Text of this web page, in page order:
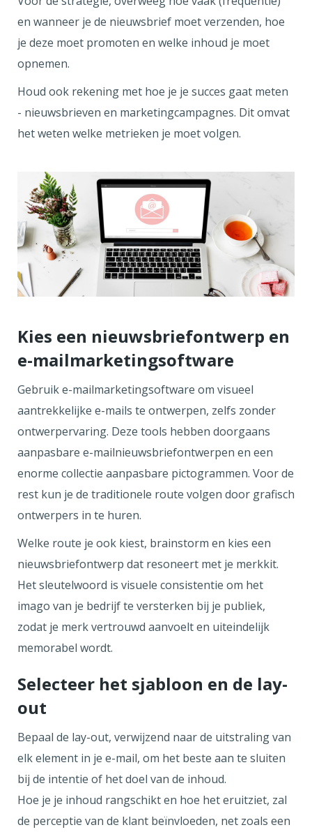
en wanneer je de nieuwsbrief moet verzenden, hoe
je deze moet promoten en welke inhoud je moet
opnemen.
Houd ook rekening met hoe je je succes gaat meten
- nieuwsbrieven en marketingcampagnes. Dit omvat
het weten welke metrieken je moet volgen.
Kies een nieuwsbriefontwerp en
e-mailmarketingsoftware
Gebruik e-mailmarketingsoftware om visueel
aantrekkelijke e-mails te ontwerpen, zelfs zonder
ontwerpervaring. Deze tools hebben doorgaans
aanpasbare e-mailnieuwsbriefontwerpen en een
enorme collectie aanpasbare pictogrammen. Voor de
rest kun je de traditionele route volgen door grafisch
ontwerpers in te huren.
Welke route je ook kiest, brainstorm en kies een
nieuwsbriefontwerp dat resoneert met je merkkit.
Het sleutelwoord is visuele consistentie om het
imago van je bedrijf te versterken bij je publiek,
zodat je merk vertrouwd aanvoelt en uiteindelijk
memorabel wordt.
Selecteer het sjabloon en de lay-
out
Bepaal de lay-out, verwijzend naar de uitstraling van
elk element in je e-mail, om het beste aan te sluiten
bij de intentie of het doel van de inhoud.
Hoe je je inhoud rangschikt en hoe het eruitziet, zal
de perceptie van de klant beïnvloeden, net zoals een